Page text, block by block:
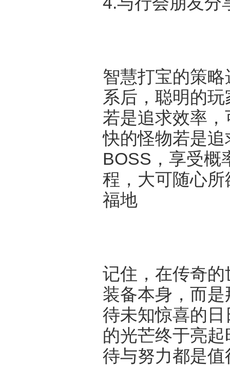
智慧打宝的策
系后，聪明的
若是追求效率
快的怪物若是
BOSS，享受概
程，大可随心
福地
记住，在传奇
装备本身，而
待未知惊喜的
的光芒终于亮
待与努力都是值